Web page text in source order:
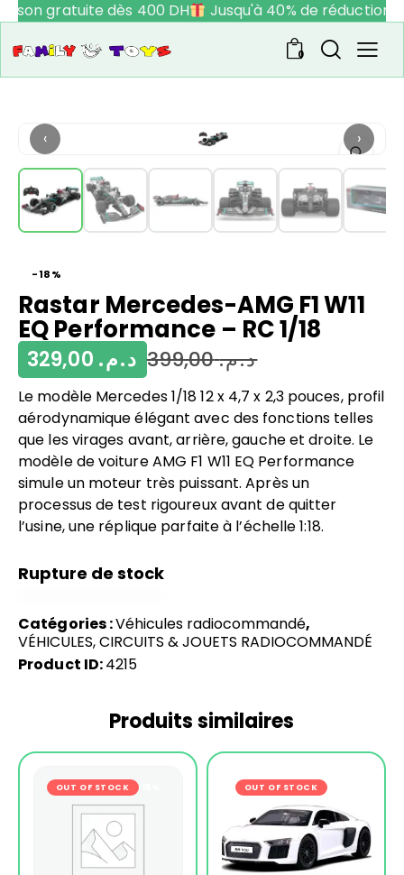
gratuite dès 400 DH Jusqu'à 40% de réduction
0
‹ ›
-18%
Rastar Mercedes-AMG F1 W11
EQ Performance – RC 1/18
د.م.399,00 د.م.
Le modèle Mercedes 1/18 12 x 4,7 x 2,3 pouces, profil
aérodynamique élégant avec des fonctions telles
que les virages avant, arrière, gauche et droite. Le
modèle de voiture AMG F1 W11 EQ Performance
simule un moteur très puissant. Après un
processus de test rigoureux avant de quitter
l’usine, une réplique parfaite à l’échelle 1:18.
Rupture de stock
Catégories :Véhicules radiocommandé,
VÉHICULES, CIRCUITS & JOUETS RADIOCOMMANDÉ
Product ID:4215
Produits similaires
OUT OF STOCK -18% OUT OF STOCK -16%